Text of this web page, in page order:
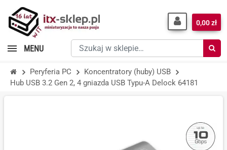
Szukaj
w
sklepie…
0,00 zł
MENU
Peryferia PC
Koncentratory (huby) USB
Hub USB 3.2 Gen 2, 4 gniazda USB Typu-A Delock 64181